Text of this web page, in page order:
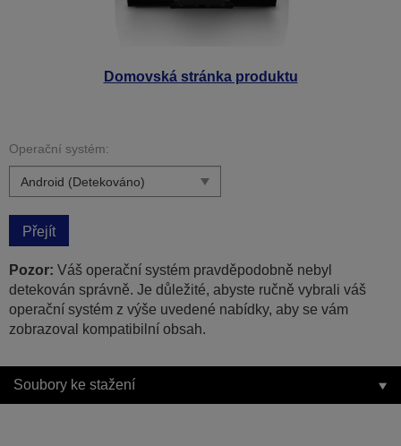
Domovská stránka produktu
Operační systém:
Přejít
Pozor: Váš operační systém pravděpodobně nebyl
detekován správně. Je důležité, abyste ručně vybrali váš
operační systém z výše uvedené nabídky, aby se vám
zobrazoval kompatibilní obsah.
Soubory ke stažení